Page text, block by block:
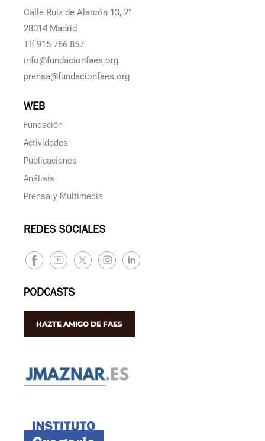
Calle Ruiz de Alarcón 13, 2°
28014 Madrid
Tlf 915 766 857
info@fundacionfaes.org
prensa@fundacionfaes.org
WEB
Fundación
Actividades
Publicaciones
Análisis
Prensa y Multimedia
REDES SOCIALES
PODCASTS
HAZTE AMIGO DE FAES